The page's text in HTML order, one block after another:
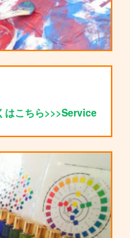
はこちら>>>Service